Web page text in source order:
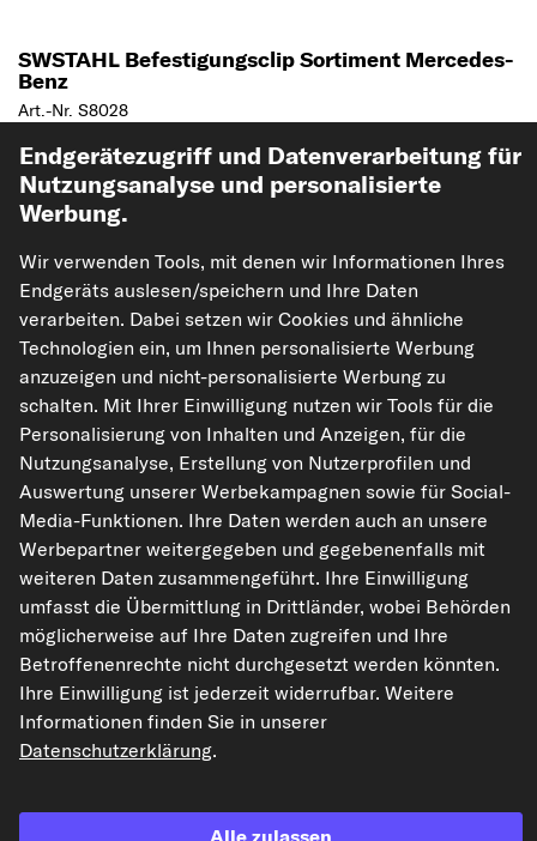
SWSTAHL Befestigungsclip Sortiment Mercedes-
Benz
Art.-Nr. S8028
41,26 €
UVP: 88,20 €
Sofort lieferbar
Der Artikel ist universell verwendbar
In den Warenkorb
Auf den Merkzettel
Zur Detailseite
Mercedes-Benz Befestigungs-Clip Sortiment in Kasset
te 270-teilig.Eigenschaften:Inhalt: 1 Set
Stückliste
Art.-Nr. S8028-8
Endgerätezugriff und Datenverarbeitung für
Nutzungsanalyse und personalisierte
Werbung.
Wir verwenden Tools, mit denen wir Informationen Ihres
Endgeräts auslesen/speichern und Ihre Daten
verarbeiten. Dabei setzen wir Cookies und ähnliche
Technologien ein, um Ihnen personalisierte Werbung
anzuzeigen und nicht-personalisierte Werbung zu
schalten. Mit Ihrer Einwilligung nutzen wir Tools für die
Personalisierung von Inhalten und Anzeigen, für die
Nutzungsanalyse, Erstellung von Nutzerprofilen und
Auswertung unserer Werbekampagnen sowie für Social-
Media-Funktionen. Ihre Daten werden auch an unsere
Werbepartner weitergegeben und gegebenenfalls mit
weiteren Daten zusammengeführt. Ihre Einwilligung
umfasst die Übermittlung in Drittländer, wobei Behörden
möglicherweise auf Ihre Daten zugreifen und Ihre
Betroffenenrechte nicht durchgesetzt werden könnten.
Ihre Einwilligung ist jederzeit widerrufbar. Weitere
Informationen finden Sie in unserer
Datenschutzerklärung.
Alle zulassen